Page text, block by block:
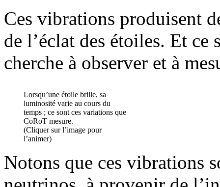
Ces vibrations produisent
de l’éclat des étoiles. Et
cherche à observer et à
Lorsqu’une étoile brille, sa
luminosité varie au cours du
temps ; ce sont ces variations que
CoRoT mesure.
(Cliquer sur l’image pour
l’animer)
Notons que ces vibrations